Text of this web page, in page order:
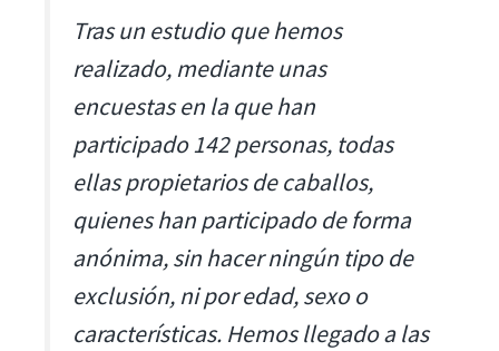
Tras un estudio que hemos
realizado, mediante unas
encuestas en la que han
participado 142 personas, todas
ellas propietarios de caballos,
quienes han participado de forma
anónima, sin hacer ningún tipo de
exclusión, ni por edad, sexo o
características. Hemos llegado a las